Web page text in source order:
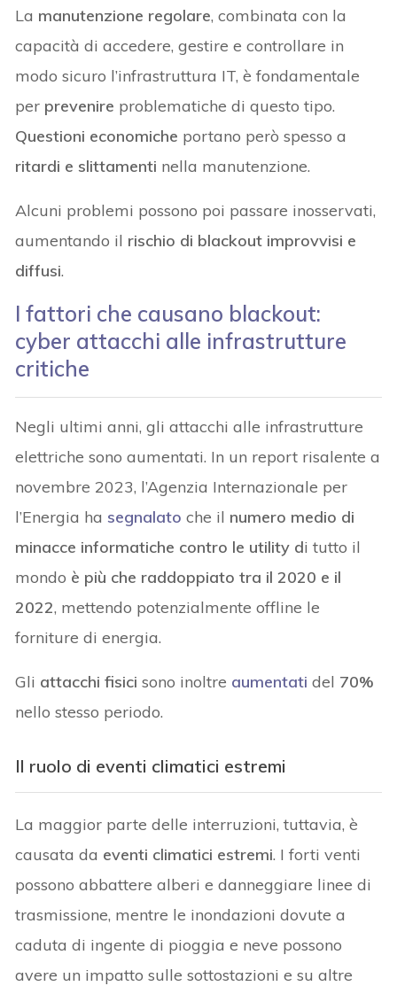
La manutenzione regolare, combinata con la
capacità di accedere, gestire e controllare in
modo sicuro l’infrastruttura IT, è fondamentale
per prevenire problematiche di questo tipo.
Questioni economiche portano però spesso a
ritardi e slittamenti nella manutenzione.
Alcuni problemi possono poi passare inosservati,
aumentando il rischio di blackout improvvisi e
diffusi.
I fattori che causano blackout:
cyber attacchi alle infrastrutture
critiche
Negli ultimi anni, gli attacchi alle infrastrutture
elettriche sono aumentati. In un report risalente a
novembre 2023, l’Agenzia Internazionale per
l’Energia ha segnalato che il numero medio di
minacce informatiche contro le utility di tutto il
mondo è più che raddoppiato tra il 2020 e il
2022, mettendo potenzialmente offline le
forniture di energia.
Gli attacchi fisici sono inoltre aumentati del 70%
nello stesso periodo.
Il ruolo di eventi climatici estremi
La maggior parte delle interruzioni, tuttavia, è
causata da eventi climatici estremi. I forti venti
possono abbattere alberi e danneggiare linee di
trasmissione, mentre le inondazioni dovute a
caduta di ingente di pioggia e neve possono
avere un impatto sulle sottostazioni e su altre